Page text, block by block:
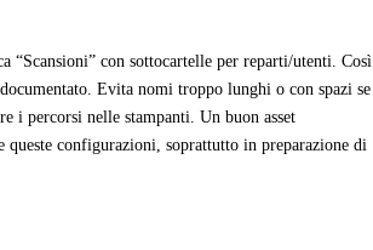
“Scansioni” con sottocartelle per reparti/utenti. Così
Evita nomi troppo lunghi o con spazi se
i percorsi nelle stampanti. Un buon asset
configurazioni, soprattutto in preparazione di